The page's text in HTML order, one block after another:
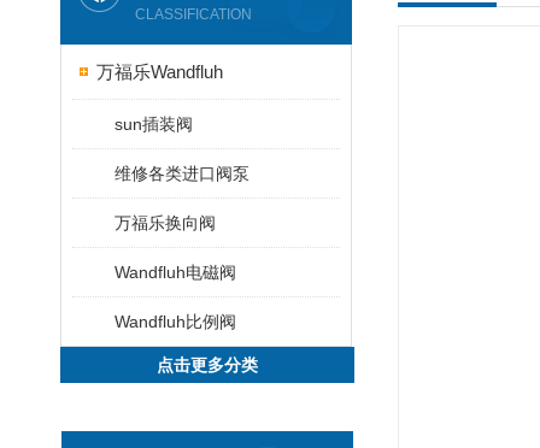
CLASSIFICATION
万福乐Wandfluh
sun插装阀
维修各类进口阀泵
万福乐换向阀
Wandfluh电磁阀
Wandfluh比例阀
点击更多分类